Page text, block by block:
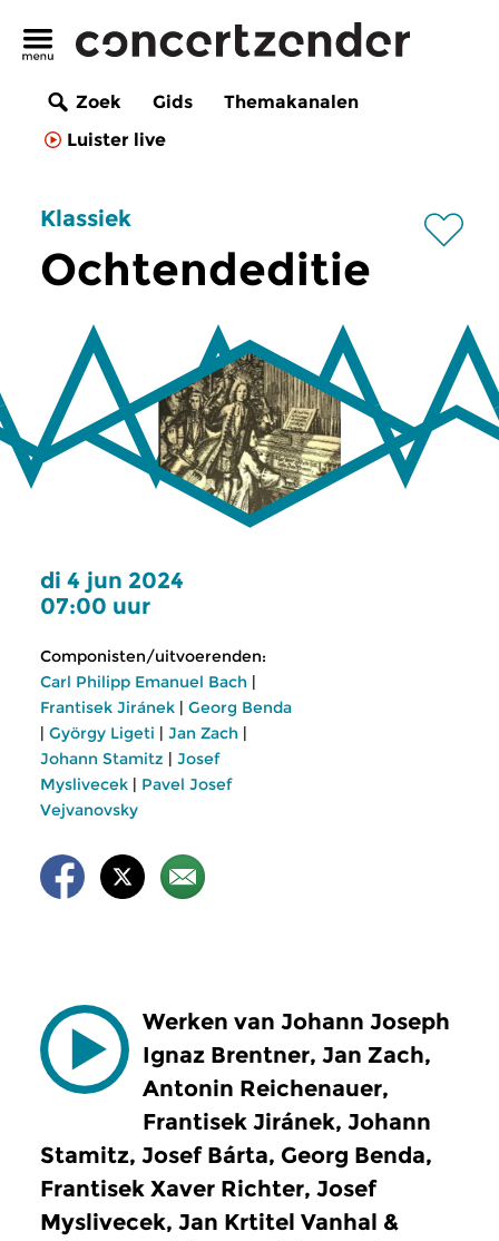
Zoek Gids
Themakanalen
Luister live
Klassiek
Ochtendeditie
di 4 jun 2024
07:00 uur
Componisten/uitvoerenden:
Carl Philipp Emanuel Bach |
Frantisek Jiránek | Georg Benda
| György Ligeti | Jan Zach |
Johann Stamitz | Josef
Myslivecek | Pavel Josef
Vejvanovsky
Werken van Johann Joseph
Ignaz Brentner, Jan Zach,
Antonin Reichenauer,
Frantisek Jiránek, Johann
Stamitz, Josef Bárta, Georg Benda,
Frantisek Xaver Richter, Josef
Myslivecek, Jan Krtitel Vanhal &